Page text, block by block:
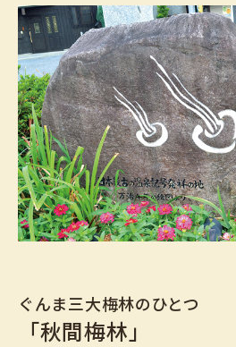
ぐんま三大梅林のひとつ
「秋間梅林」